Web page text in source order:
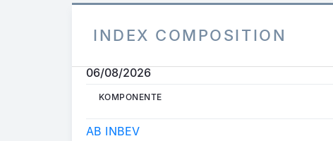
INDEX COMPOSITION
06/08/2026
KOMPONENTE
AB INBEV